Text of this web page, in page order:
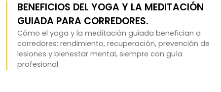
BENEFICIOS DEL YOGA Y LA MEDITACIÓN
GUIADA PARA CORREDORES.
Cómo el yoga y la meditación guiada benefician a
corredores: rendimiento, recuperación, prevención de
lesiones y bienestar mental, siempre con guía
profesional.